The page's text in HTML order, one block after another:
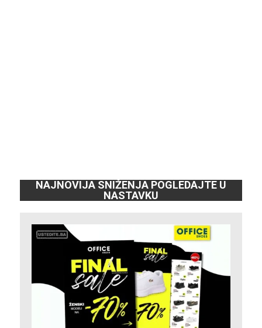
NAJNOVIJA SNIŽENJA POGLEDAJTE U
NASTAVKU